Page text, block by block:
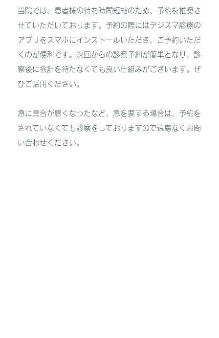
当院では、患者様の待ち時間短縮のため、予約を推奨さ
せていただいております。予約の際にはデジスマ診療の
アプリをスマホにインストールいただき、ご予約いただ
くのが便利です。次回からの診察予約が簡単となり、診
察後に会計を待たなくても良い仕組みがございます。ぜ
ひご活用ください。
急に具合が悪くなったなど、急を要する場合は、予約を
されていなくても診察をしておりますので遠慮なくお問
い合わせください。